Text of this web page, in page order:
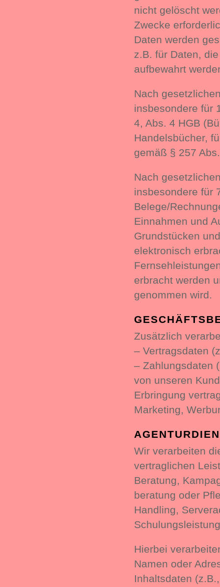
nicht gelöscht
Zwecke
Daten werden
z.B. für Daten,
aufbewahrt
Nach
insbesondere für
4, Abs. 4 HGB
Handelsbücher,
gemäß § 257
Nach
insbesondere für
Belege/
Einnahmen und
Grundstücken
elektronisch
erbracht werden
genommen wird.
Zusätzlich
– Vertragsdaten
– Zahlungsdaten
von unseren
Erbringung
Marketing,
Wir verarbeiten
vertraglichen
Beratung,
beratung oder
Handling,
Hierbei
Namen oder
Inhaltsdaten